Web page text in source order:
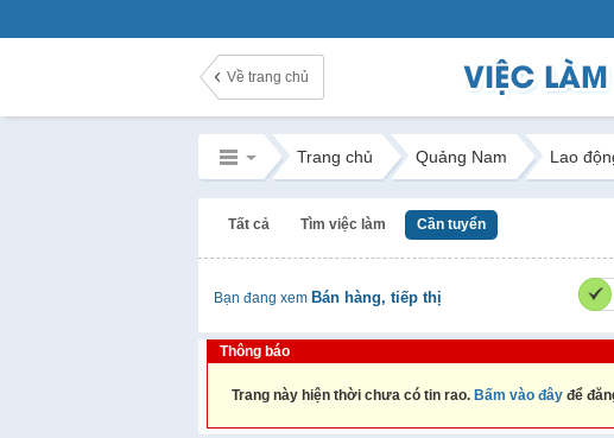
Về trang chủ
Trang chủ Quảng Nam Lao
Tất cả Tìm việc làm Cần tuyển
Bạn đang xem Bán hàng, tiếp thị
Thông báo
Trang này hiện thời chưa có tin rao. Bấm vào đây để